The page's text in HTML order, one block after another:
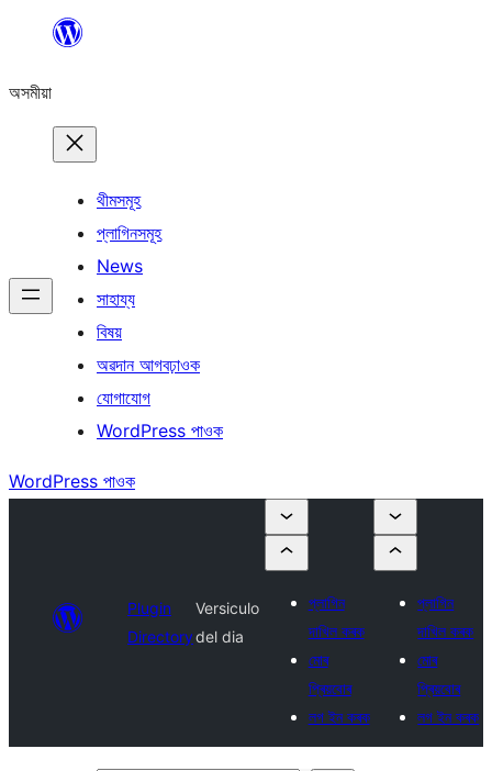
বিষয়বস্তুলৈ
অসমীয়া
থীমসমূহ
প্লাগিনসমূহ
News
সাহায্য
বিষয়
অৱদান আগবঢ়াওক
যোগাযোগ
WordPress পাওক
WordPress পাওক
Plugin
Directory
Versiculo
del dia
প্লাগিন
দাখিল কৰক
মোৰ
প্ৰিয়বোৰ
লগ ইন কৰক
প্লাগিন
দাখিল কৰক
মোৰ
প্ৰিয়বোৰ
লগ ইন কৰক